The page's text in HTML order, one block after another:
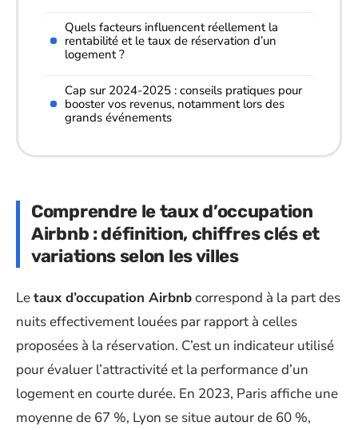
Quels facteurs influencent réellement la
rentabilité et le taux de réservation d’un
logement ?
Cap sur 2024-2025 : conseils pratiques pour
booster vos revenus, notamment lors des
grands événements
Comprendre le taux d’occupation
Airbnb : définition, chiffres clés et
variations selon les villes
Letaux d’occupation Airbnbcorrespond à la part des
nuits effectivement louées par rapport à celles
proposées à la réservation. C’est un indicateur utilisé
pour évaluer l’attractivité et la performance d’un
logement en courte durée. En 2023, Paris affiche une
moyenne de 67 %, Lyon se situe autour de 60 %,